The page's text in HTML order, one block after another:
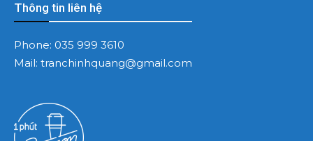
Thông tin liên hệ
Phone: 035 999 3610
Mail: tranchinhquang@gmail.com